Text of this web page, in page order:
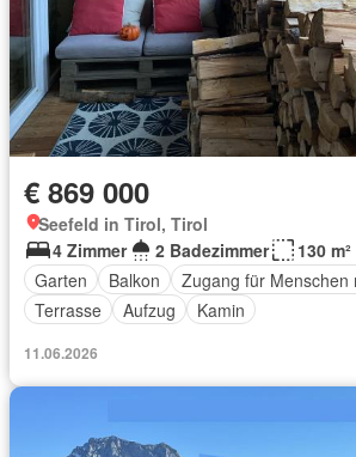
€ 869 000
Seefeld in Tirol, Tirol
4 Zimmer
2 Badezimmer
130 m²
Garten
Balkon
Zugang für Menschen
Terrasse
Aufzug Kamin
11.06.2026